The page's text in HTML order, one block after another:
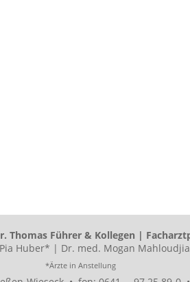
Thomas Führer & Kollegen |
Huber* | Dr. med. Mogan
*Ärzte in Anstellung